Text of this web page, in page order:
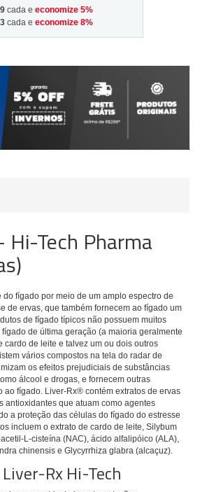
cada e economize 5%
cada e economize 8%
Hi-Tech Pharma
fígado por meio de um amplo espectro de
de ervas, que também fornecem ao fígado um
de fígado típicos não possuem muitos
de última geração (a maioria geralmente
cardo de leite e talvez um ou dois outros
vários compostos na tela do radar de
os efeitos prejudiciais de substâncias
álcool e drogas, e fornecem outras
ao fígado. Liver-Rx® contém extratos de ervas
antioxidantes que atuam como agentes
a proteção das células do fígado do estresse
incluem o extrato de cardo de leite, Silybum
L-cisteína (NAC), ácido alfalipóico (ALA),
chinensis e Glycyrrhiza glabra (alcaçuz).
Rx Hi-Tech